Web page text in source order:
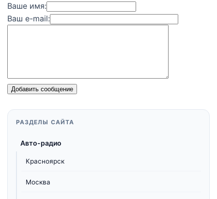
Ваше имя:
Ваш e-mail:
Добавить сообщение
РАЗДЕЛЫ САЙТА
Авто-радио
Красноярск
Москва